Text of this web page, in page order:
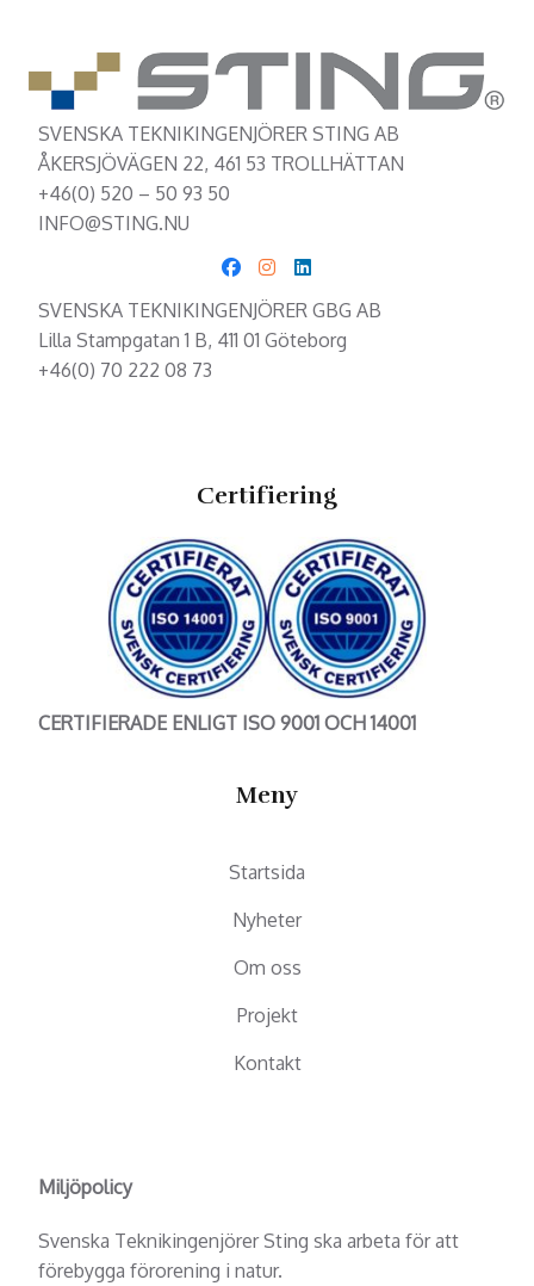
SVENSKA TEKNIKINGENJÖRER STING AB
ÅKERSJÖVÄGEN 22, 461 53 TROLLHÄTTAN
+46(0) 520 – 50 93 50
INFO@STING.NU
SVENSKA TEKNIKINGENJÖRER GBG AB
Lilla Stampgatan 1 B, 411 01 Göteborg
+46(0) 70 222 08 73
Certifiering
CERTIFIERADE ENLIGT ISO 9001 OCH 14001
Meny
Startsida
Nyheter
Om oss
Projekt
Kontakt
Miljöpolicy
Svenska Teknikingenjörer Sting ska arbeta för att
förebygga förorening i natur.